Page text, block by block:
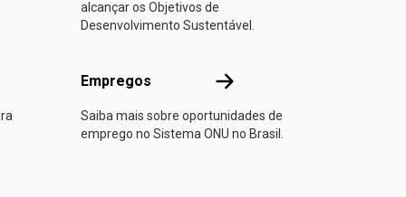
alcançar os Objetivos de
Desenvolvimento Sustentável.
Empregos Empregos
Saiba mais sobre oportunidades de
emprego no Sistema ONU no Brasil.